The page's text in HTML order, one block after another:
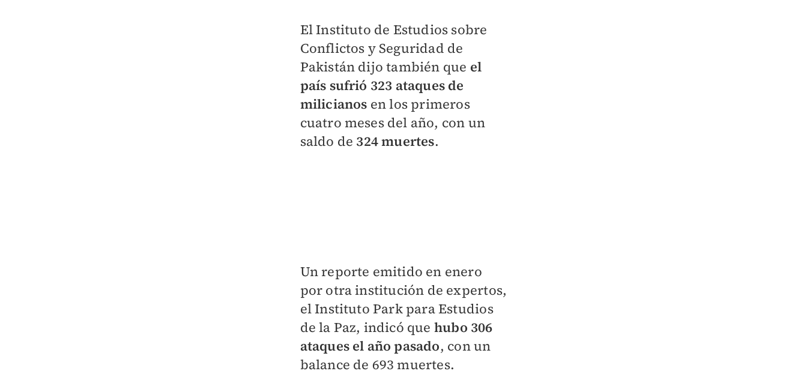
El Instituto de Estudios sobre
Conflictos y Seguridad de
Pakistán dijo también que el
país sufrió 323 ataques de
milicianos en los primeros
cuatro meses del año, con un
saldo de 324 muertes.
Un reporte emitido en enero
por otra institución de expertos,
el Instituto Park para Estudios
de la Paz, indicó que hubo 306
ataques el año pasado, con un
balance de 693 muertes.